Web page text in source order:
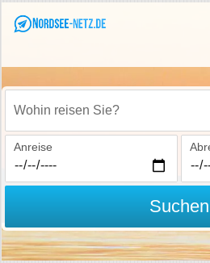
Wohin reisen Sie?
Anreise
Suchen